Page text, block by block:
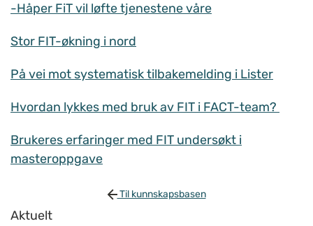
-Håper FiT vil løfte tjenestene våre
Stor FIT-økning i nord
På vei mot systematisk tilbakemelding i Lister
Hvordan lykkes med bruk av FIT i FACT-team?
Brukeres erfaringer med FIT undersøkt i
masteroppgave
Til kunnskapsbasen
Aktuelt